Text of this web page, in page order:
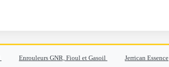
Enrouleurs GNR, Fioul et Gasoil Jerrican Essence